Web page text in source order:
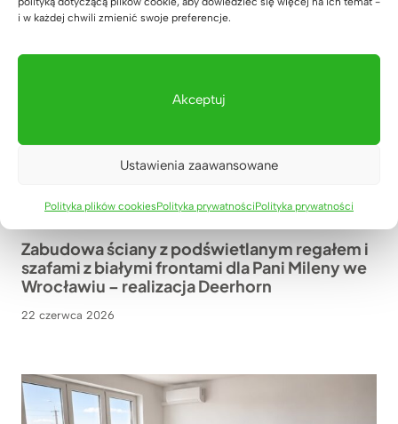
i w każdej chwili zmienić swoje preferencje.
Akceptuj
Ustawienia zaawansowane
Polityka plików cookiesPolityka prywatnościPolityka prywatności
Zabudowa ściany z podświetlanym regałem i
szafami z białymi frontami dla Pani Mileny we
Wrocławiu – realizacja Deerhorn
22 czerwca 2026